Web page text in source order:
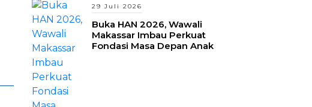
29 Juli 2026
Buka HAN 2026, Wawali
Makassar Imbau Perkuat
Fondasi Masa Depan Anak